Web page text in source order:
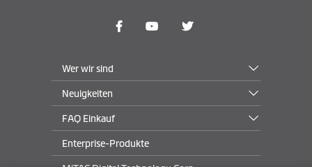
Wer wir sind
Neuigkeiten
FAQ Einkauf
Enterprise-Produkte